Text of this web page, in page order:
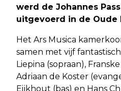
werd de Johannes
uitgevoerd in de Oude
Het Ars Musica
samen met vijf
Liepina (sopraan),
Adriaan de Koster
Eijkhout (bas) en Hans